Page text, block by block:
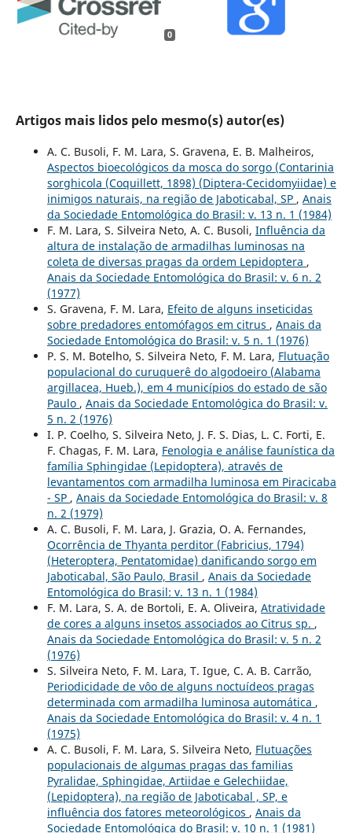
0
Artigos mais lidos pelo mesmo(s) autor(es)
A. C. Busoli, F. M. Lara, S. Gravena, E. B. Malheiros,
Aspectos bioecológicos da mosca do sorgo (Contarinia
sorghicola (Coquillett, 1898) (Diptera-Cecidomyiidae) e
inimigos naturais, na região de Jaboticabal, SP , Anais
da Sociedade Entomológica do Brasil: v. 13 n. 1 (1984)
F. M. Lara, S. Silveira Neto, A. C. Busoli, Influência da
altura de instalação de armadilhas luminosas na
coleta de diversas pragas da ordem Lepidoptera ,
Anais da Sociedade Entomológica do Brasil: v. 6 n. 2
(1977)
S. Gravena, F. M. Lara, Efeito de alguns inseticidas
sobre predadores entomófagos em citrus , Anais da
Sociedade Entomológica do Brasil: v. 5 n. 1 (1976)
P. S. M. Botelho, S. Silveira Neto, F. M. Lara, Flutuação
populacional do curuquerê do algodoeiro (Alabama
argillacea, Hueb.), em 4 municípios do estado de são
Paulo , Anais da Sociedade Entomológica do Brasil: v.
5 n. 2 (1976)
I. P. Coelho, S. Silveira Neto, J. F. S. Dias, L. C. Forti, E.
F. Chagas, F. M. Lara, Fenologia e análise faunística da
família Sphingidae (Lepidoptera), através de
levantamentos com armadilha luminosa em Piracicaba
- SP , Anais da Sociedade Entomológica do Brasil: v. 8
n. 2 (1979)
A. C. Busoli, F. M. Lara, J. Grazia, O. A. Fernandes,
Ocorrência de Thyanta perditor (Fabricius, 1794)
(Heteroptera, Pentatomidae) danificando sorgo em
Jaboticabal, São Paulo, Brasil , Anais da Sociedade
Entomológica do Brasil: v. 13 n. 1 (1984)
F. M. Lara, S. A. de Bortoli, E. A. Oliveira, Atratividade
de cores a alguns insetos associados ao Citrus sp. ,
Anais da Sociedade Entomológica do Brasil: v. 5 n. 2
(1976)
S. Silveira Neto, F. M. Lara, T. Igue, C. A. B. Carrão,
Periodicidade de vôo de alguns noctuídeos pragas
determinada com armadilha luminosa automática ,
Anais da Sociedade Entomológica do Brasil: v. 4 n. 1
(1975)
A. C. Busoli, F. M. Lara, S. Silveira Neto, Flutuações
populacionais de algumas pragas das familias
Pyralidae, Sphingidae, Artiidae e Gelechiidae,
(Lepidoptera), na região de Jaboticabal , SP, e
influência dos fatores meteorológicos , Anais da
Sociedade Entomológica do Brasil: v. 10 n. 1 (1981)